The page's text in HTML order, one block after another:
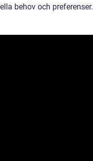
behov och preferenser.